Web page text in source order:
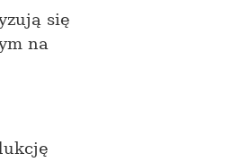
się
na